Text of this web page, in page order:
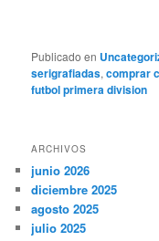
Publicado en
serigrafiadas,comprar
futbol primera division
ARCHIVOS
junio 2026
diciembre 2025
agosto 2025
julio 2025